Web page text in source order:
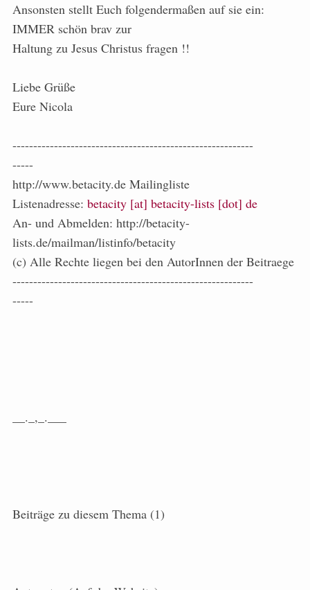
Ansonsten stellt Euch folgendermaßen auf sie ein:
IMMER schön brav zur
Haltung zu Jesus Christus fragen !!
Liebe Grüße
Eure Nicola
----------------------------------------------------------
-----
http://www.betacity.de Mailingliste
Listenadresse: betacity [at] betacity-lists [dot] de
An- und Abmelden: http://betacity-
lists.de/mailman/listinfo/betacity
(c) Alle Rechte liegen bei den AutorInnen der Beitraege
----------------------------------------------------------
-----
__._,_.___
Beiträge zu diesem Thema (1)